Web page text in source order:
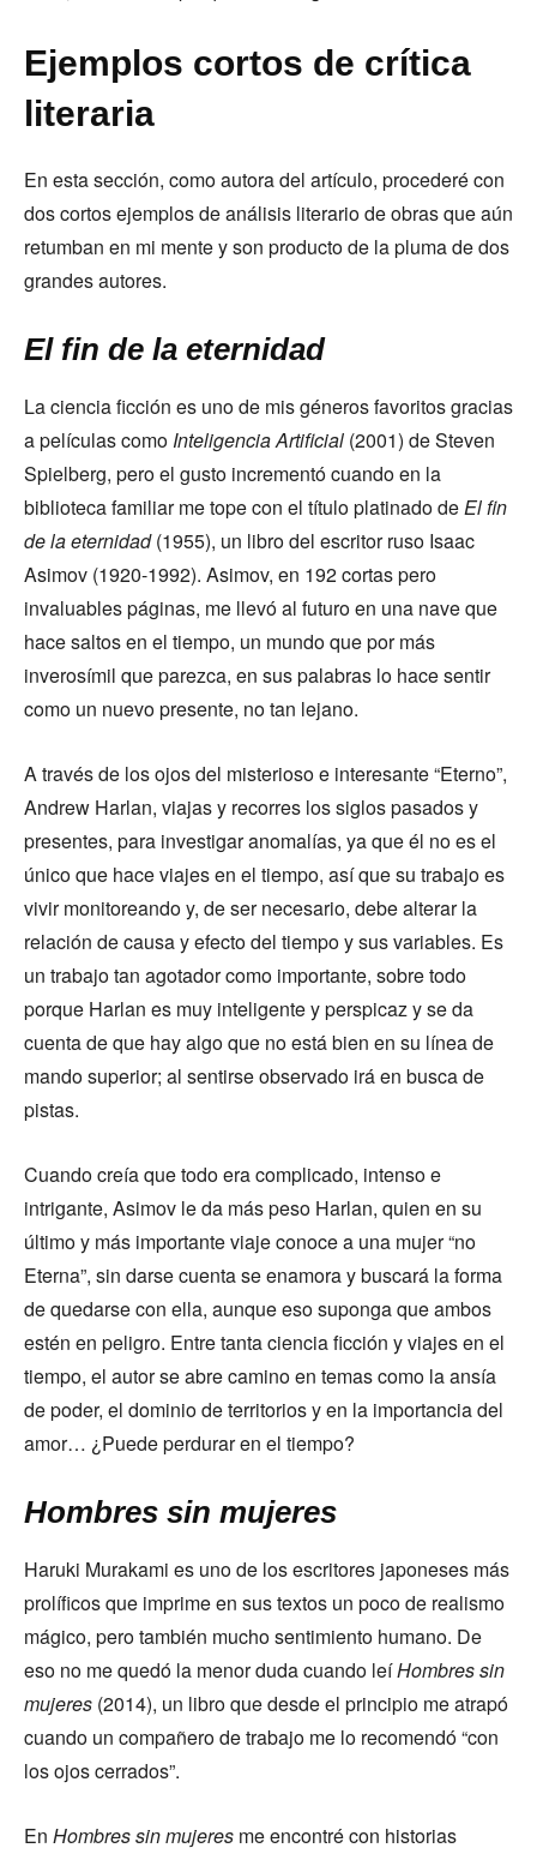
Ejemplos cortos de crítica
literaria
En esta sección, como autora del artículo, procederé con
dos cortos ejemplos de análisis literario de obras que aún
retumban en mi mente y son producto de la pluma de dos
grandes autores.
El fin de la eternidad
La ciencia ficción es uno de mis géneros favoritos gracias
a películas como Inteligencia Artificial (2001) de Steven
Spielberg, pero el gusto incrementó cuando en la
biblioteca familiar me tope con el título platinado deEl fin
de la eternidad(1955), un libro del escritor ruso Isaac
Asimov (1920-1992). Asimov, en 192 cortas pero
invaluables páginas, me llevó al futuro en una nave que
hace saltos en el tiempo, un mundo que por más
inverosímil que parezca, en sus palabras lo hace sentir
como un nuevo presente, no tan lejano.
A través de los ojos del misterioso e interesante “Eterno”,
Andrew Harlan, viajas y recorres los siglos pasados ​​y
presentes, para investigar anomalías, ya que él no es el
único que hace viajes en el tiempo, así que su trabajo es
vivir monitoreando y, de ser necesario, debe alterar la
relación de causa y efecto del tiempo y sus variables. Es
un trabajo tan agotador como importante, sobre todo
porque Harlan es muy inteligente y perspicaz y se da
cuenta de que hay algo que no está bien en su línea de
mando superior; al sentirse observado irá en busca de
pistas.
Cuando creía que todo era complicado, intenso e
intrigante, Asimov le da más peso Harlan, quien en su
último y más importante viaje conoce a una mujer “no
Eterna”, sin darse cuenta se enamora y buscará la forma
de quedarse con ella, aunque eso suponga que ambos
estén en peligro. Entre tanta ciencia ficción y viajes en el
tiempo, el autor se abre camino en temas como la ansía
de poder, el dominio de territorios y en la importancia del
amor… ¿Puede perdurar en el tiempo?
Hombres sin mujeres
Haruki Murakami es uno de los escritores japoneses más
prolíficos que imprime en sus textos un poco de realismo
mágico, pero también mucho sentimiento humano. De
eso no me quedó la menor duda cuando leíHombres sin
mujeres (2014), un libro que desde el principio me atrapó
cuando un compañero de trabajo me lo recomendó “con
los ojos cerrados”.
En Hombres sin mujeres me encontré con historias